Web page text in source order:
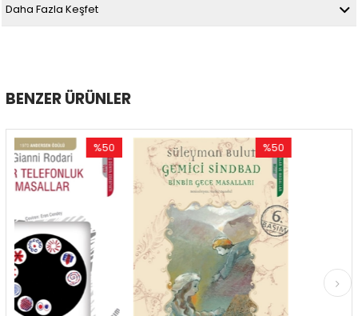
Daha Fazla Keşfet
BENZER ÜRÜNLER
%50
İndirim
%50İndirim
%50
İndirim
%50İndirim